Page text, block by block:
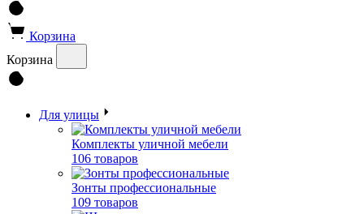
Корзина
Корзина
Для улицы
Комплекты уличной мебели
106 товаров
Зонты профессиональные
109 товаров